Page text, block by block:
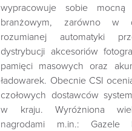
wypracowuje sobie
branżowym, zarówno w
rozumianej automatyki
dystrybucji akcesoriów
pamięci masowych oraz
ładowarek. Obecnie CSI
czołowych dostawców
w kraju. Wyróżniona
nagrodami m.in.: Gazele